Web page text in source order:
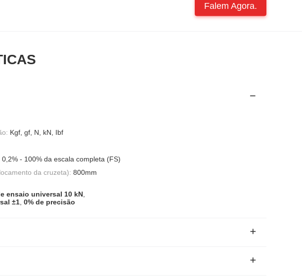
Falem Agora.
Kgf, gf, N, kN, Ibf
0,2% - 100% da escala completa (FS)
da cruzeta): 800mm
ensaio universal 10 kN
±1 0% de precisão